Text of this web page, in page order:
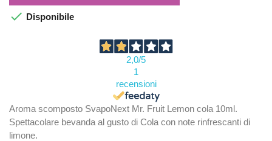
 Disponibile
2,0/5
1
recensioni
Aroma scomposto SvapoNext Mr. Fruit Lemon cola 10ml.
Spettacolare bevanda al gusto di Cola con note rinfrescanti di
limone.